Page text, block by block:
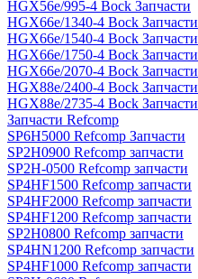
HGX56e/995-4 Bock Запчасти
HGX66e/1340-4 Bock Запчасти
HGX66e/1540-4 Bock Запчасти
HGX66e/1750-4 Bock Запчасти
HGX66e/2070-4 Bock Запчасти
HGX88e/2400-4 Bock Запчасти
HGX88e/2735-4 Bock Запчасти
Запчасти Refcomp
SP6H5000 Refcomp Запчасти
SP2H0900 Refcomp запчасти
SP2H-0500 Refcomp запчасти
SP4HF1500 Refcomp запчасти
SP4HF2000 Refcomp запчасти
SP4HF1200 Refcomp запчасти
SP2H0800 Refcomp запчасти
SP4HN1200 Refcomp запчасти
SP4HF1000 Refcomp запчасти